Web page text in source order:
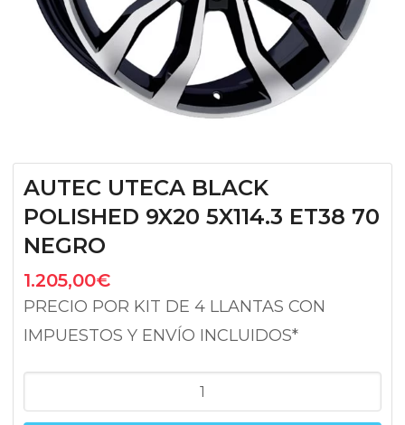
AUTEC UTECA BLACK
POLISHED 9X20 5X114.3 ET38 70
NEGRO
1.205,00€
PRECIO POR KIT DE 4 LLANTAS CON
IMPUESTOS Y ENVÍO INCLUIDOS*
UTECA